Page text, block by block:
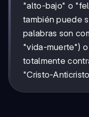
"alto-bajo" o
también puede
palabras son
"vida-muerte")
totalmente
"Cristo-